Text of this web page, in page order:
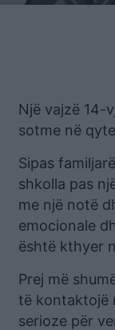
Një vajzë 14-
sotme në
Sipas
shkolla pas
me një notë
emocionale
është kthyer
Prej më
të kontaktojë
serioze për